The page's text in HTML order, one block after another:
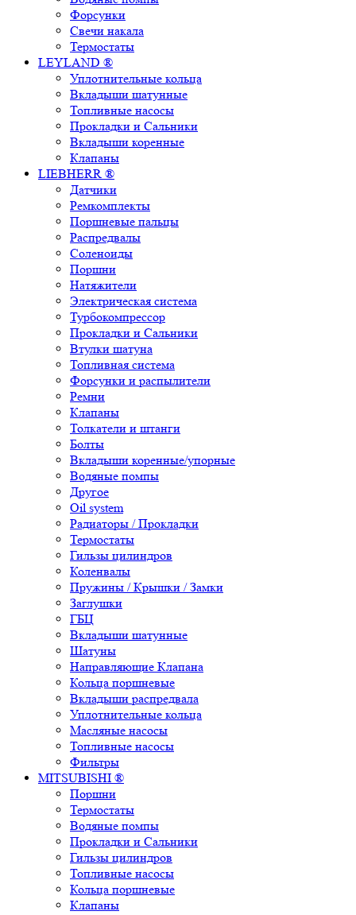
Форсунки
Свечи накала
Термостаты
LEYLAND ®
Уплотнительные кольца
Вкладыши шатунные
Топливные насосы
Прокладки и Сальники
Вкладыши коренные
Клапаны
LIEBHERR ®
Датчики
Ремкомплекты
Поршневые пальцы
Распредвалы
Соленоиды
Поршни
Натяжители
Электрическая система
Турбокомпрессор
Прокладки и Сальники
Втулки шатуна
Топливная система
Форсунки и распылители
Ремни
Клапаны
Толкатели и штанги
Болты
Вкладыши коренные/упорные
Водяные помпы
Другое
Oil system
Радиаторы / Прокладки
Термостаты
Гильзы цилиндров
Коленвалы
Пружины / Крышки / Замки
Заглушки
ГБЦ
Вкладыши шатунные
Шатуны
Направляющие Клапана
Кольца поршневые
Вкладыши распредвала
Уплотнительные кольца
Масляные насосы
Топливные насосы
Фильтры
MITSUBISHI ®
Поршни
Термостаты
Водяные помпы
Прокладки и Сальники
Гильзы цилиндров
Топливные насосы
Кольца поршневые
Клапаны